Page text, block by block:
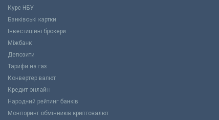
Курс НБУ
Банківські картки
Інвестиційні брокери
Міжбанк
Депозити
Тарифи на газ
Конвертер валют
Кредит онлайн
Народний рейтинг банків
Моніторинг обмінників криптовалют